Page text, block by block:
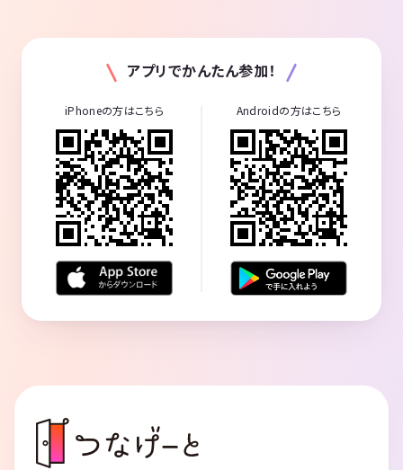
アプリでかんたん参加！
iPhoneの方はこちら Androidの方はこちら